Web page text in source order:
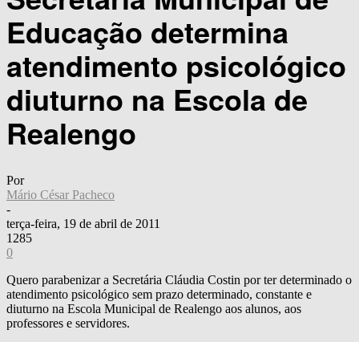
Educação determina
atendimento psicológico
diuturno na Escola de
Realengo
Por
Mário César Pacheco
-
terça-feira, 19 de abril de 2011
1285
0
Quero parabenizar a Secretária Cláudia Costin por ter determinado o
atendimento psicológico sem prazo determinado, constante e
diuturno na Escola Municipal de Realengo aos alunos, aos
professores e servidores.